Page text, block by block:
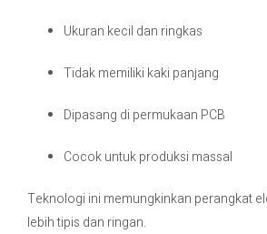
Ukuran kecil dan ringkas
Tidak memiliki kaki panjang
Dipasang di permukaan PCB
Cocok untuk produksi massal
Teknologi ini memungkinkan perangkat
lebih tipis dan ringan.